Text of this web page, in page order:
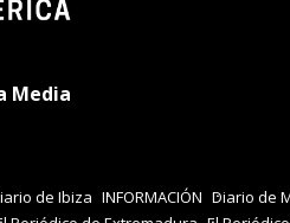
Media
de Ibiza INFORMACIÓN Diario de